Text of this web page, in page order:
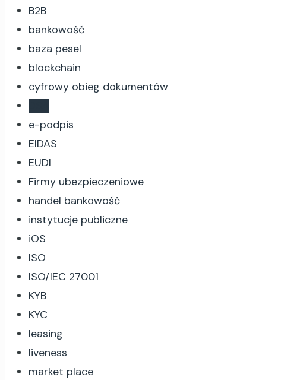
B2B
bankowość
baza pesel
blockchain
cyfrowy obieg dokumentów
e-podpis
EIDAS
EUDI
Firmy ubezpieczeniowe
handel bankowość
instytucje publiczne
iOS
ISO
ISO/IEC 27001
KYB
KYC
leasing
liveness
market place